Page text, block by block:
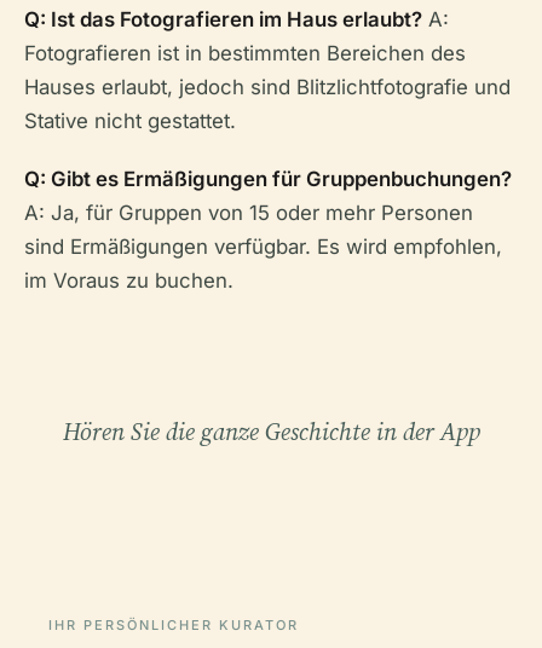
Q: Ist das Fotografieren im Haus erlaubt? A:
Fotografieren ist in bestimmten Bereichen des
Hauses erlaubt, jedoch sind Blitzlichtfotografie und
Stative nicht gestattet.
Q: Gibt es Ermäßigungen für Gruppenbuchungen?
A: Ja, für Gruppen von 15 oder mehr Personen
sind Ermäßigungen verfügbar. Es wird empfohlen,
im Voraus zu buchen.
Hören Sie die ganze Geschichte in der App
IHR PERSÖNLICHER KURATOR